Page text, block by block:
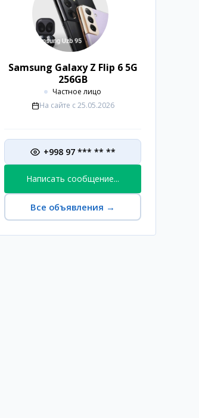
Samsung Galaxy Z Flip 6 5G
256GB
Частное лицо
На сайте с 25.05.2026
+998 97 *** ** **
Написать сообщение...
Все объявления →